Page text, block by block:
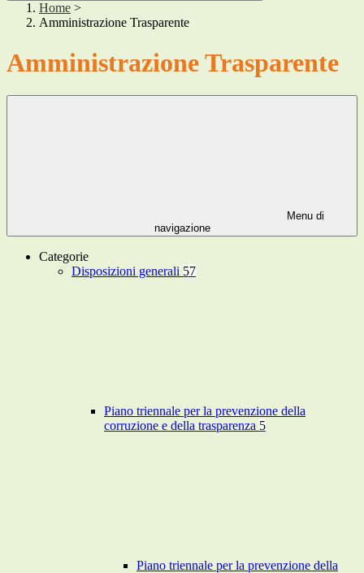
Home >
Amministrazione Trasparente
Amministrazione Trasparente
Menu di
navigazione
Categorie
Disposizioni generali 57
Piano triennale per la prevenzione della
corruzione e della trasparenza 5
Piano triennale per la prevenzione della